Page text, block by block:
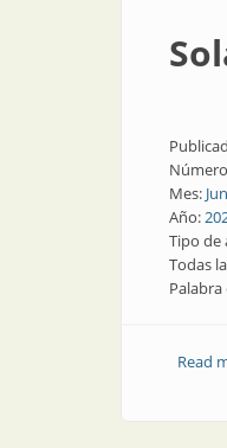
Mes:
Año:
Tipo de
Todas
Palabra
Read